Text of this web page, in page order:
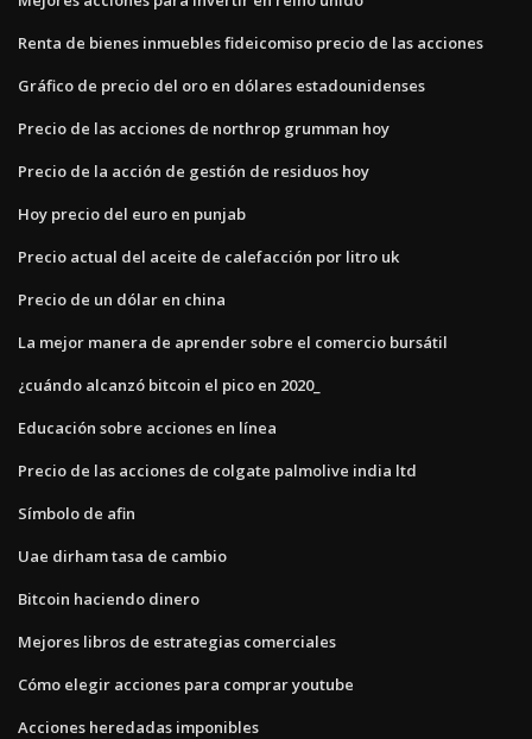
Renta de bienes inmuebles fideicomiso precio de las acciones
Gráfico de precio del oro en dólares estadounidenses
Precio de las acciones de northrop grumman hoy
Precio de la acción de gestión de residuos hoy
Hoy precio del euro en punjab
Precio actual del aceite de calefacción por litro uk
Precio de un dólar en china
La mejor manera de aprender sobre el comercio bursátil
¿cuándo alcanzó bitcoin el pico en 2020_
Educación sobre acciones en línea
Precio de las acciones de colgate palmolive india ltd
Símbolo de afin
Uae dirham tasa de cambio
Bitcoin haciendo dinero
Mejores libros de estrategias comerciales
Cómo elegir acciones para comprar youtube
Acciones heredadas imponibles